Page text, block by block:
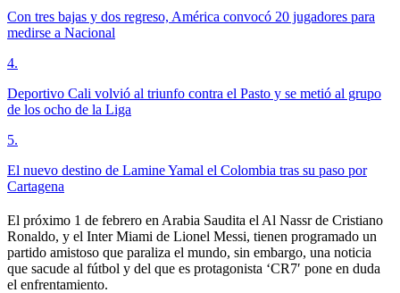
Con tres bajas y dos regreso, América convocó 20 jugadores para
medirse a Nacional
4.
Deportivo Cali volvió al triunfo contra el Pasto y se metió al grupo
de los ocho de la Liga
5.
El nuevo destino de Lamine Yamal el Colombia tras su paso por
Cartagena
El próximo 1 de febrero en Arabia Saudita el Al Nassr de Cristiano
Ronaldo, y el Inter Miami de Lionel Messi, tienen programado un
partido amistoso que paraliza el mundo, sin embargo, una noticia
que sacude al fútbol y del que es protagonista ‘CR7′ pone en duda
el enfrentamiento.